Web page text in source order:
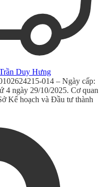
Duy Hưng
014 – Ngày cấp:
4 ngày 29/10/2025. Cơ quan
Kế hoạch và Đầu tư thành